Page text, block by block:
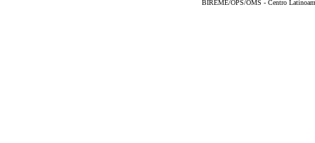
BIREME/OPS/OMS - Centro